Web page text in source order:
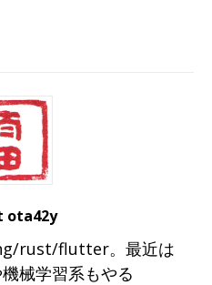
ota42y
rust/flutter。最近は
械学習系もやる